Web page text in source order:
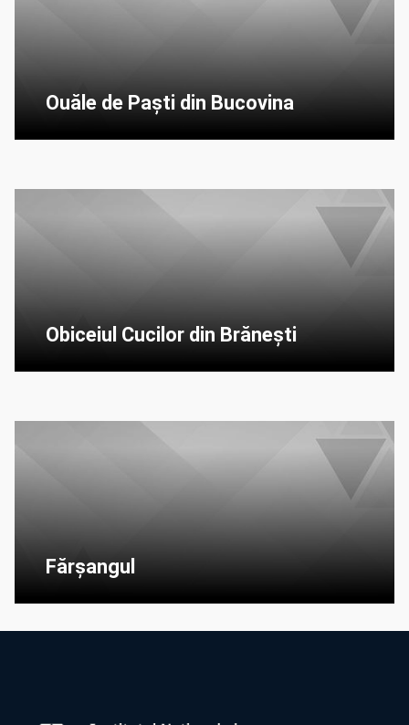
Ouăle de Paști din Bucovina
Obiceiul Cucilor din Brănești
Fărșangul